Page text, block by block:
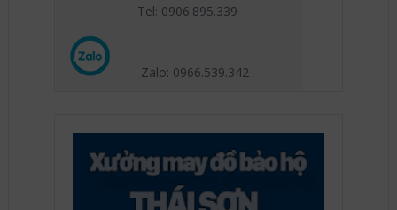
Tel: 0906.895.339
Zalo: 0966.539.342